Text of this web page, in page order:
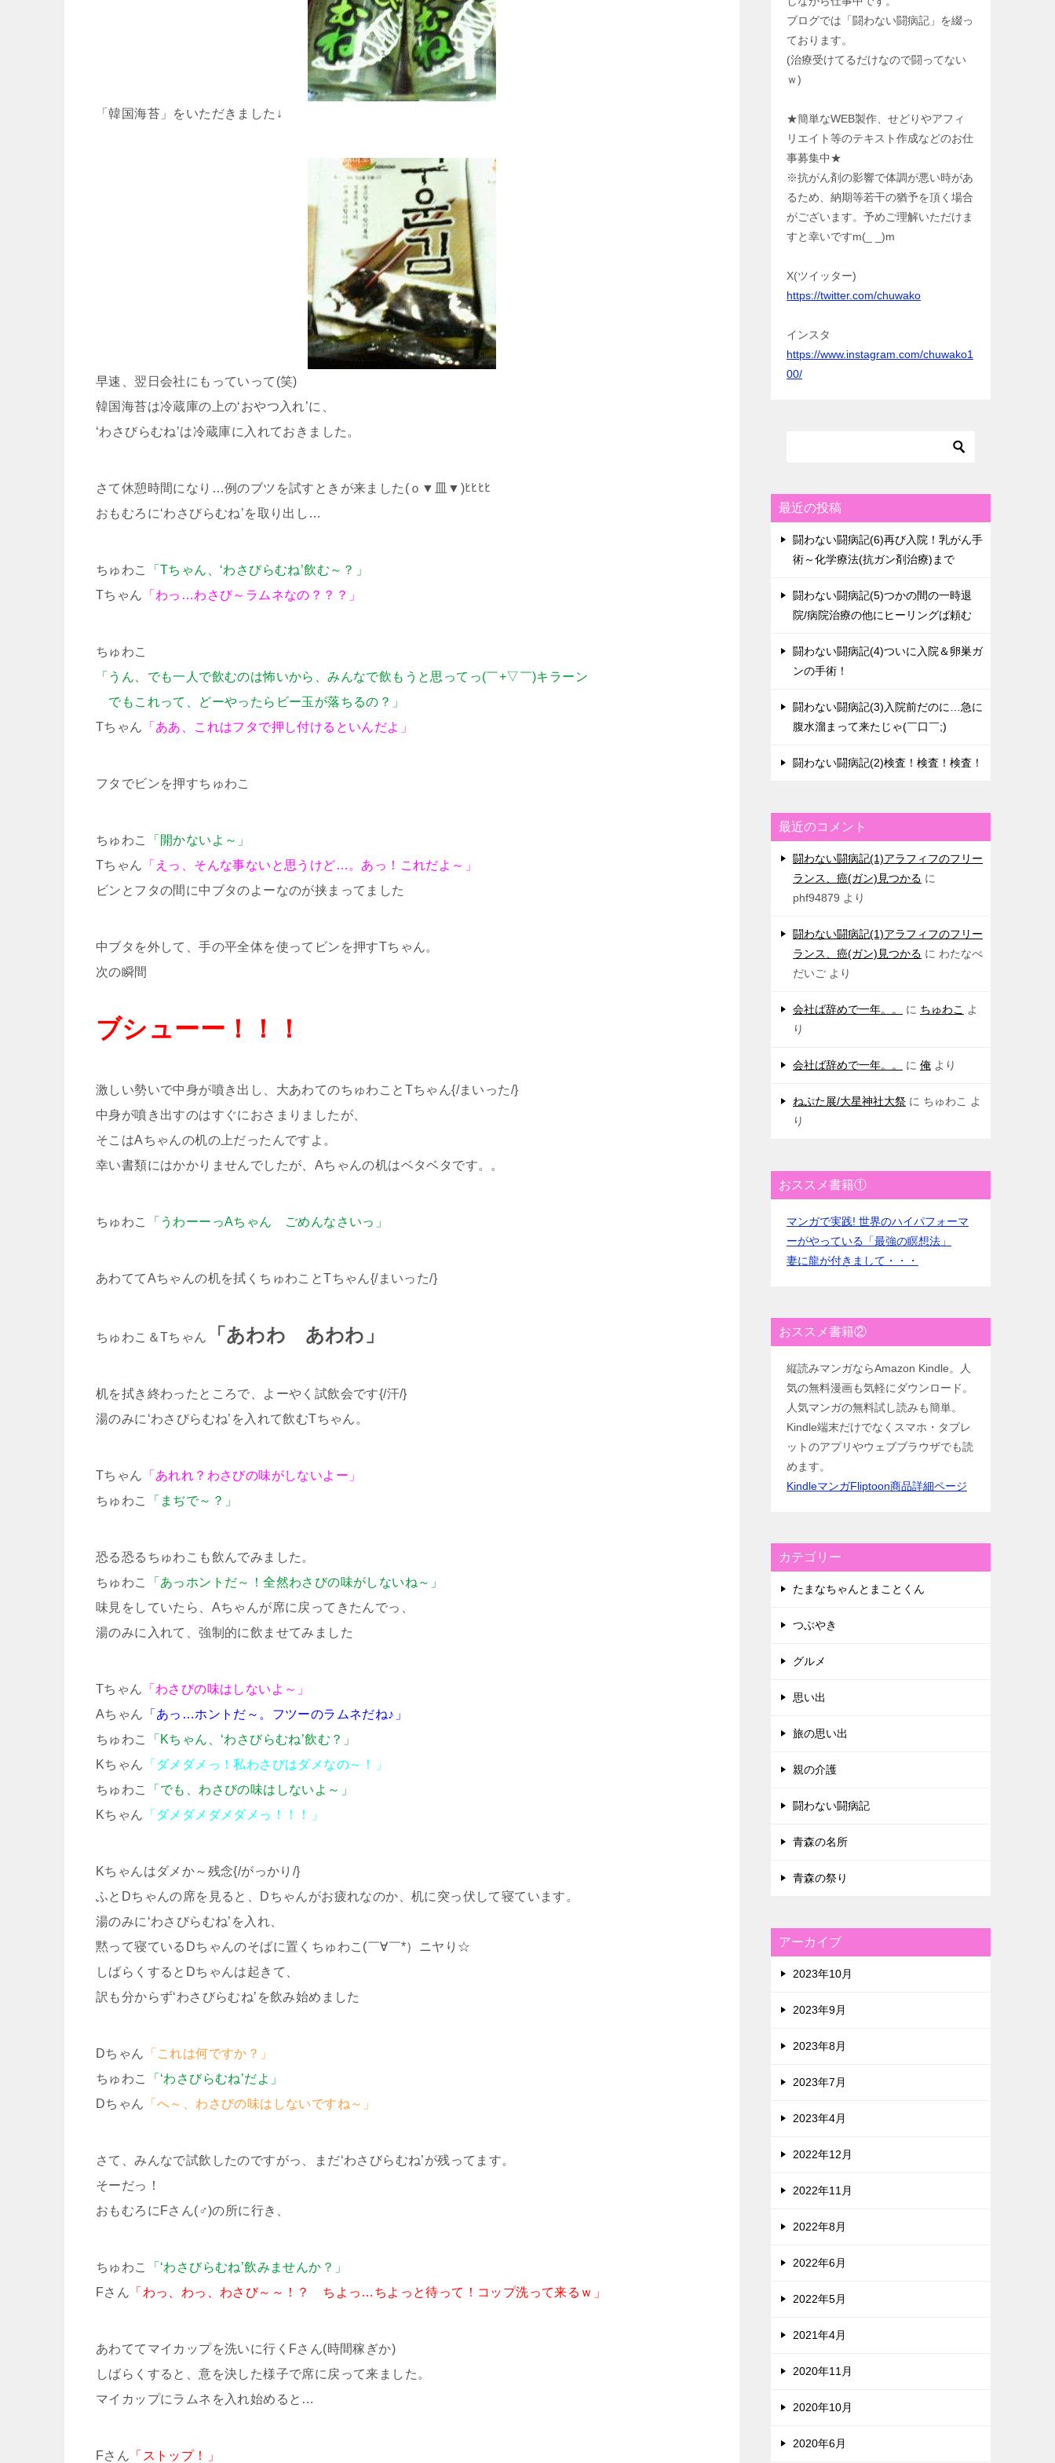
「韓国海苔」をいただきました↓
早速、翌日会社にもっていって(笑)
韓国海苔は冷蔵庫の上の‘おやつ入れ’に、
‘わさびらむね’は冷蔵庫に入れておきました。
さて休憩時間になり…例のブツを試すときが来ました(ｏ▼皿▼)ﾋﾋﾋﾋ
おもむろに‘わさびらむね’を取り出し…
ちゅわこ
「Tちゃん、‘わさびらむね’飲む～？」
Tちゃん 「わっ…わさび～ラムネなの？？？」
ちゅわこ
「うん、でも一人で飲むのは怖いから、みんなで飲もうと思ってっ(￣+▽￣)キラーン
でもこれって、どーやったらビー玉が落ちるの？」
Tちゃん 「ああ、これはフタで押し付けるといんだよ」
フタでビンを押すちゅわこ
ちゅわこ
「開かないよ～」
Tちゃん 「えっ、そんな事ないと思うけど…。あっ！これだよ～」
ビンとフタの間に中ブタのよーなのが挟まってました
中ブタを外して、手の平全体を使ってビンを押すTちゃん。
次の瞬間
ブシューー！！！
激しい勢いで中身が噴き出し、大あわてのちゅわことTちゃん{/まいった/}
中身が噴き出すのはすぐにおさまりましたが、
そこはAちゃんの机の上だったんですよ。
幸い書類にはかかりませんでしたが、Aちゃんの机はベタベタです。。
ちゅわこ 「うわーーっAちゃん ごめんなさいっ」
あわててAちゃんの机を拭くちゅわことTちゃん{/まいった/}
ちゅわこ＆Tちゃん 「あわわ あわわ」
机を拭き終わったところで、よーやく試飲会です{/汗/}
湯のみに‘わさびらむね’を入れて飲むTちゃん。
Tちゃん 「あれれ？わさびの味がしないよー」
ちゅわこ
「まぢで～？」
恐る恐るちゅわこも飲んでみました。
ちゅわこ
「あっホントだ～！全然わさびの味がしないね～」
味見をしていたら、Aちゃんが席に戻ってきたんでっ、
湯のみに入れて、強制的に飲ませてみました
Tちゃん 「わさびの味はしないよ～」
Aちゃん 「あっ…ホントだ～。フツーのラムネだね♪」
ちゅわこ
「Kちゃん、‘わさびらむね’飲む？」
Kちゃん 「ダメダメっ！私わさびはダメなの～！」
ちゅわこ
「でも、わさびの味はしないよ～」
Kちゃん 「ダメダメダメダメっ！！！」
Kちゃんはダメか～残念{/がっかり/}
ふとDちゃんの席を見ると、Dちゃんがお疲れなのか、机に突っ伏して寝ています。
湯のみに‘わさびらむね’を入れ、
黙って寝ているDちゃんのそばに置くちゅわこ(￣∀￣*）ニヤり☆
しばらくするとDちゃんは起きて、
訳も分からず‘わさびらむね’を飲み始めました
Dちゃん 「これは何ですか？」
ちゅわこ
「‘わさびらむね’だよ」
Dちゃん 「へ～、わさびの味はしないですね～」
さて、みんなで試飲したのですがっ、まだ‘わさびらむね’が残ってます。
そーだっ！
おもむろにFさん(♂)の所に行き、
ちゅわこ
「‘わさびらむね’飲みませんか？」
Fさん 「わっ、わっ、わさび～～！？ ちよっ…ちよっと待って！コップ洗って来るｗ」
あわててマイカップを洗いに行くFさん(時間稼ぎか)
しばらくすると、意を決した様子で席に戻って来ました。
マイカップにラムネを入れ始めると…
Fさん 「ストップ！」
ブログでは「闘わない闘病記」を綴っ
ております。
(治療受けてるだけなので闘ってない
ｗ)
★簡単なWEB製作、せどりやアフィ
リエイト等のテキスト作成などのお仕
事募集中★
※抗がん剤の影響で体調が悪い時があ
るため、納期等若干の猶予を頂く場合
がございます。予めご理解いただけま
すと幸いですm(_ _)m
X(ツイッター)
https://twitter.com/chuwako
インスタ
https://www.instagram.com/chuwako1
00/
最近の投稿
闘わない闘病記(6)再び入院！乳がん手
術～化学療法(抗ガン剤治療)まで
闘わない闘病記(5)つかの間の一時退
院/病院治療の他にヒーリングば頼む
闘わない闘病記(4)ついに入院＆卵巣ガ
ンの手術！
闘わない闘病記(3)入院前だのに…急に
腹水溜まって来たじゃ(￣口￣;)
闘わない闘病記(2)検査！検査！検査！
最近のコメント
闘わない闘病記(1)アラフィフのフリー
ランス、癌(ガン)見つかる に
phf94879 より
闘わない闘病記(1)アラフィフのフリー
ランス、癌(ガン)見つかる に わたなべ
だいご より
会社ば辞めで一年。。 に ちゅわこ
よ
り
会社ば辞めで一年。。 に 俺 より
ねぷた展/大星神社大祭 に ちゅわこ
よ
り
おススメ書籍①
マンガで実践! 世界のハイパフォーマ
ーがやっている「最強の瞑想法」
妻に龍が付きまして・・・
おススメ書籍②
縦読みマンガならAmazon Kindle。人
気の無料漫画も気軽にダウンロード。
人気マンガの無料試し読みも簡単。
Kindle端末だけでなくスマホ・タブレ
ットのアプリやウェブブラウザでも読
めます。
KindleマンガFliptoon商品詳細ページ
カテゴリー
たまなちゃんとまことくん
つぶやき
グルメ
思い出
旅の思い出
親の介護
闘わない闘病記
青森の名所
青森の祭り
アーカイブ
2023年10月
2023年9月
2023年8月
2023年7月
2023年4月
2022年12月
2022年11月
2022年8月
2022年6月
2022年5月
2021年4月
2020年11月
2020年10月
2020年6月